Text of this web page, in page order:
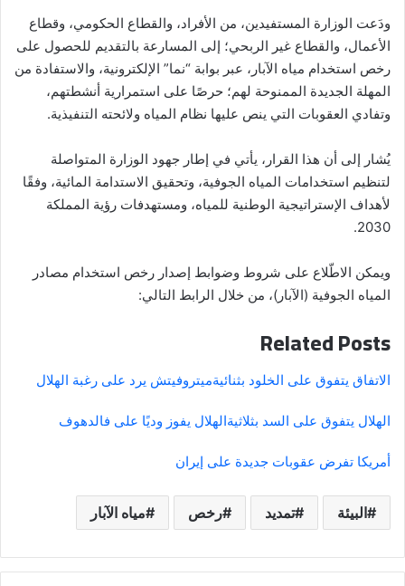
ودَعت الوزارة المستفيدين، من الأفراد، والقطاع الحكومي، وقطاع
الأعمال، والقطاع غير الربحي؛ إلى المسارعة بالتقديم للحصول على
رخص استخدام مياه الآبار، عبر بوابة “نما” الإلكترونية، والاستفادة من
المهلة الجديدة الممنوحة لهم؛ حرصًا على استمرارية أنشطتهم،
وتفادي العقوبات التي ينص عليها نظام المياه ولائحته التنفيذية.
يُشار إلى أن هذا القرار، يأتي في إطار جهود الوزارة المتواصلة
لتنظيم استخدامات المياه الجوفية، وتحقيق الاستدامة المائية، وفقًا
لأهداف الإستراتيجية الوطنية للمياه، ومستهدفات رؤية المملكة
2030.
ويمكن الاطّلاع على شروط وضوابط إصدار رخص استخدام مصادر
المياه الجوفية (الآبار)، من خلال الرابط التالي:
Related Posts
الاتفاق يتفوق على الخلود بثنائيةميتروفيتش يرد على رغبة الهلال
الهلال يتفوق على السد بثلاثيةالهلال يفوز وديًا على فالدهوف
أمريكا تفرض عقوبات جديدة على إيران
البيئة تمديد رخص مياه الآبار